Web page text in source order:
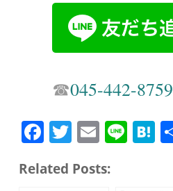
☎︎045-442-8759
Fa
bo
T
tte
E
ail
Li H
Related Posts: